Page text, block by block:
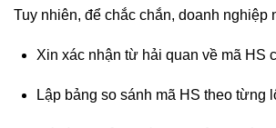
Tuy nhiên, để chắc chắn, doanh nghiệp
Xin xác nhận từ hải quan về mã HS
Lập bảng so sánh mã HS theo từng